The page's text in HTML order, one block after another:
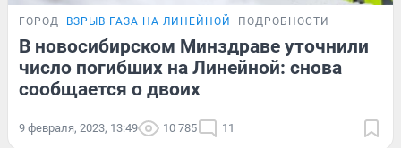
ГОРОД ВЗРЫВ ГАЗА НА ЛИНЕЙНОЙ ПОДРОБНОСТИ
В новосибирском Минздраве уточнили
число погибших на Линейной: снова
сообщается о двоих
9 февраля, 2023, 13:49 10 785 11